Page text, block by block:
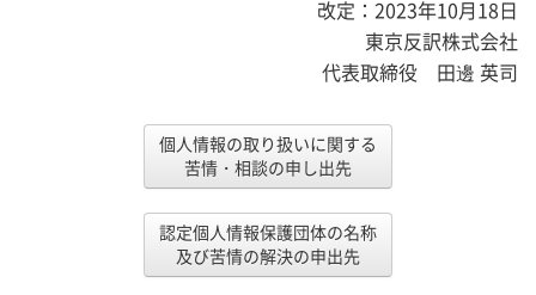
改定：2023年10月18日
東京反訳株式会社
代表取締役 田邊 英司
個人情報の取り扱いに関する
苦情・相談の申し出先
認定個人情報保護団体の名称
及び苦情の解決の申出先